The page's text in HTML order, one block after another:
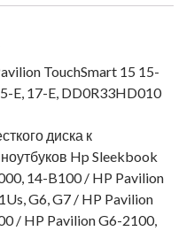
TouchSmart 15 15-
E, 17-E, DD0R33HD010
диска к
Hp Sleekbook
14-B100 / HP Pavilion
G6, G7 / HP Pavilion
/ HP Pavilion G6-2100,